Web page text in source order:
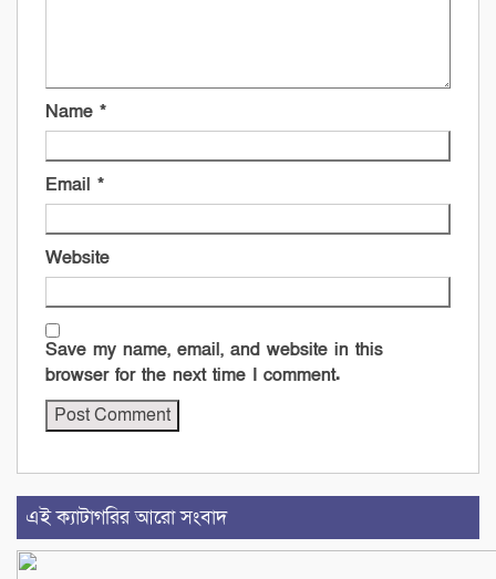
Name *
Email *
Website
Save my name, email, and website in this
browser for the next time I comment.
এই ক্যাটাগরির আরো সংবাদ